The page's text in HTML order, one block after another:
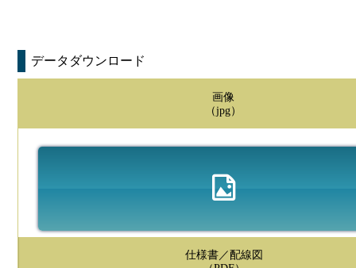
データダウンロード
画像
（jpg）
仕様書／配線図